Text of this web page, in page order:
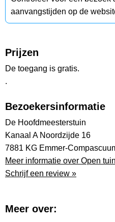
aanvangstijden op de
Prijzen
De toegang is gratis.
.
Bezoekersinformatie
De Hoofdmeesterstuin
Kanaal A Noordzijde 16
7881 KG Emmer-
Meer informatie over Open
Schrijf een review »
Meer over: